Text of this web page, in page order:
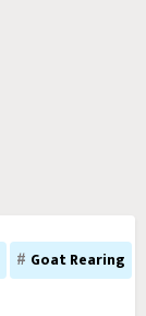
Goat Rearing